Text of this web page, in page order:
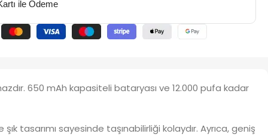
ile Ödeme
650 mAh kapasiteli bataryası ve 12.000 pufa kadar
tasarımı sayesinde taşınabilirliği kolaydır. Ayrıca, geniş